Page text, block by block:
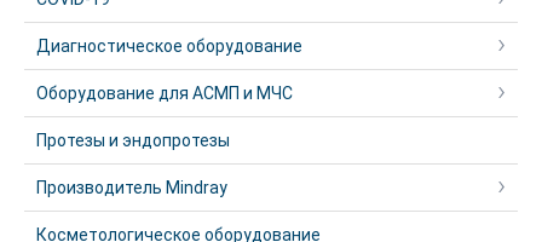
Диагностическое оборудование
Оборудование для АСМП и МЧС
Протезы и эндопротезы
Производитель Mindray
Косметологическое оборудование